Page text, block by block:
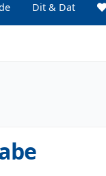
Dit & Dat